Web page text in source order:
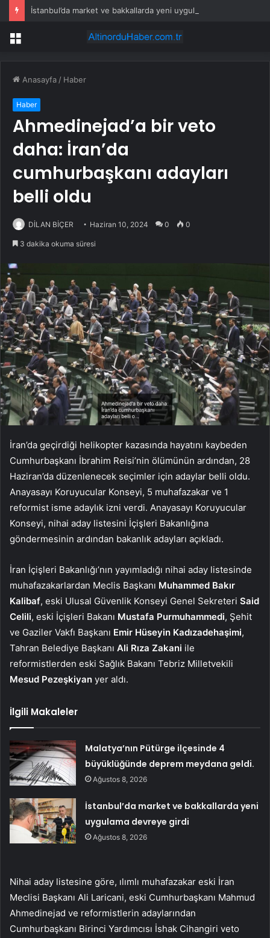
Menü
Anasayfa / Haber
Haber
Ahmedinejad’a bir veto
daha: İran’da
cumhurbaşkanı adayları
belli oldu
DİLAN BİÇER Haziran 10, 2024 0 0
3 dakika okuma süresi
İran’da geçirdiği helikopter kazasında hayatını kaybeden
Cumhurbaşkanı İbrahim Reisi’nin ölümünün ardından, 28
Haziran’da düzenlenecek seçimler için adaylar belli oldu.
Anayasayı Koruyucular Konseyi, 5 muhafazakar ve 1
reformist isme adaylık izni verdi. Anayasayı Koruyucular
Konseyi, nihai aday listesini İçişleri Bakanlığına
göndermesinin ardından bakanlık adayları açıkladı.
İran İçişleri Bakanlığı’nın yayımladığı nihai aday listesinde
muhafazakarlardan Meclis Başkanı Muhammed Bakır
Kalibaf, eski Ulusal Güvenlik Konseyi Genel Sekreteri Said
Celili, eski İçişleri Bakanı Mustafa Purmuhammedi, Şehit
ve Gaziler Vakfı Başkanı Emir Hüseyin Kadızadehaşimi,
Tahran Belediye Başkanı Ali Rıza Zakani ile
reformistlerden eski Sağlık Bakanı Tebriz Milletvekili
Mesud Pezeşkiyan yer aldı.
İlgili Makaleler
Malatya’nın Pütürge ilçesinde 4
büyüklüğünde deprem meydana geldi.
Ağustos 8, 2026
İstanbul’da market ve bakkallarda yeni
uygulama devreye girdi
Ağustos 8, 2026
Nihai aday listesine göre, ılımlı muhafazakar eski İran
Meclisi Başkanı Ali Laricani, eski Cumhurbaşkanı Mahmud
Ahmedinejad ve reformistlerin adaylarından
Cumhurbaşkanı Birinci Yardımcısı İshak Cihangiri veto